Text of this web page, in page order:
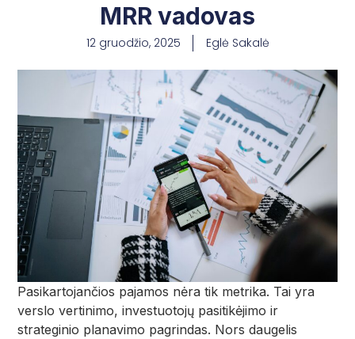
MRR vadovas
12 gruodžio, 2025 Eglė Sakalė
Pasikartojančios pajamos nėra tik metrika. Tai yra
verslo vertinimo, investuotojų pasitikėjimo ir
strateginio planavimo pagrindas. Nors daugelis